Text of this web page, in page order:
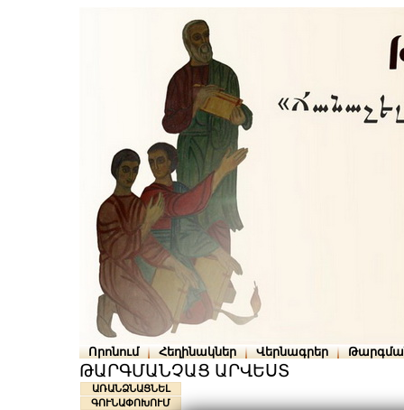
Որոնում Հեղինակներ Վերնագրեր
ԹԱՐԳՄԱՆՉԱՑ ԱՐՎԵՍՏ
ԱՌԱՆՁՆԱՑՆԵԼ
ԳՈՒՆԱՓՈԽՈՒՄ